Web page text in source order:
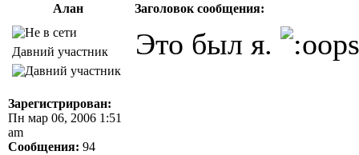
Алан
Заголовок сообщения:
Давний участник
Зарегистрирован:
Пн мар 06, 2006 1:51
am
Сообщения: 94
Это был я.